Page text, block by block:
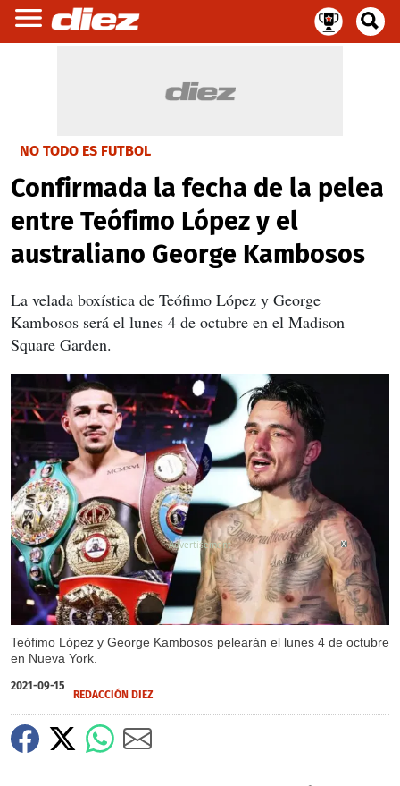
NO TODO ES FUTBOL
Confirmada la fecha de la pelea
entre Teófimo López y el
australiano George Kambosos
La velada boxística de Teófimo López y George
Kambosos será el lunes 4 de octubre en el Madison
Square Garden.
Teófimo López y George Kambosos pelearán el lunes 4 de octubre
en Nueva York.
X
2021-09-15
REDACCIÓN DIEZ